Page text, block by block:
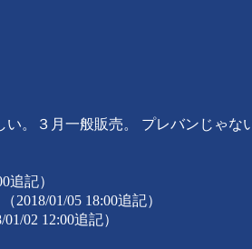
。３月一般販売。 プレバンじゃな
追記）
01/05 18:00追記）
02 12:00追記）